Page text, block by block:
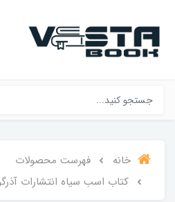
خانه
فهرست محصولات
کتاب اسب سیاه انتشارات